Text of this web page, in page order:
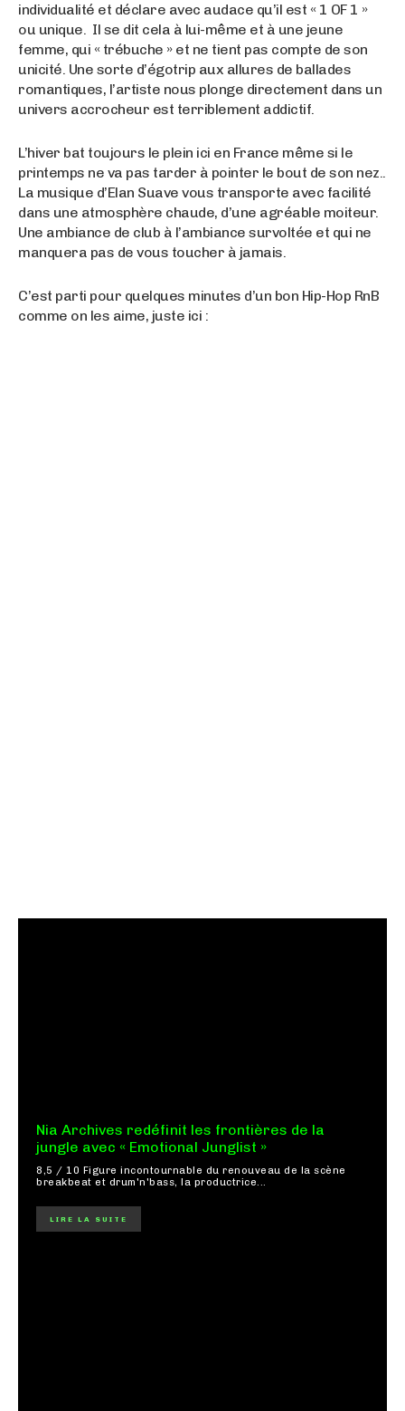
individualité et déclare avec audace qu’il est « 1 OF 1 »
ou unique. Il se dit cela à lui-même et à une jeune
femme, qui « trébuche » et ne tient pas compte de son
unicité. Une sorte d’égotrip aux allures de ballades
romantiques, l’artiste nous plonge directement dans un
univers accrocheur est terriblement addictif.
L’hiver bat toujours le plein ici en France même si le
printemps ne va pas tarder à pointer le bout de son nez..
La musique d’Elan Suave vous transporte avec facilité
dans une atmosphère chaude, d’une agréable moiteur.
Une ambiance de club à l’ambiance survoltée et qui ne
manquera pas de vous toucher à jamais.
C’est parti pour quelques minutes d’un bon Hip-Hop RnB
comme on les aime, juste ici :
Nia Archives redéfinit les frontières de la
jungle avec « Emotional Junglist »
8,5 / 10 Figure incontournable du renouveau de la scène
breakbeat et drum'n'bass, la productrice...
LIRE LA SUITE